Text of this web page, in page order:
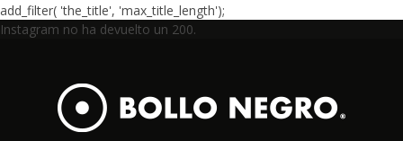
add_filter( 'the_title', 'max_title_length');
Instagram no ha devuelto un 200.